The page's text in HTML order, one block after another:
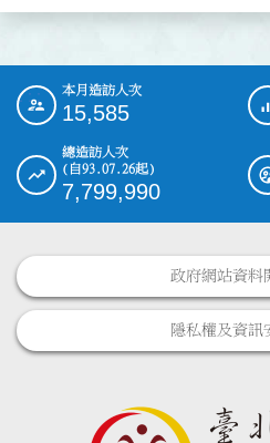
::: 本月造訪人次
15,585
總造訪人次
(自93.07.26起)
7,799,990
政府網站資料
隱私權及資訊